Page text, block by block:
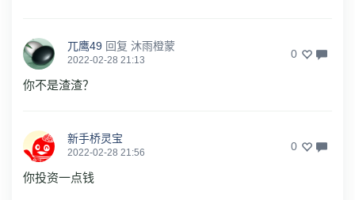
兀鹰49 回复 沐雨橙蒙
2022-02-28 21:13 0
你不是渣渣？
新手桥灵宝
2022-02-28 21:56 0
你投资一点钱